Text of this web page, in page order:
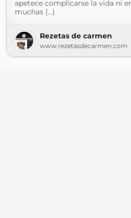
apetece complicarse la vida ni
muchas (...)
Rezetas de carmen
www.rezetasdecarmen.com